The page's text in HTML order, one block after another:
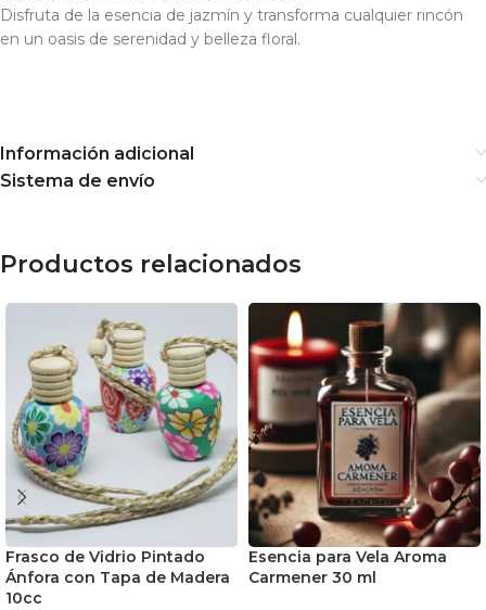
Disfruta de la esencia de jazmín y transforma cualquier rincón
en un oasis de serenidad y belleza floral.
Información adicional
Sistema de envío
Productos relacionados
Frasco de Vidrio Pintado
Ánfora con Tapa de Madera
10cc
Esencia para Vela Aroma
Carmener 30 ml